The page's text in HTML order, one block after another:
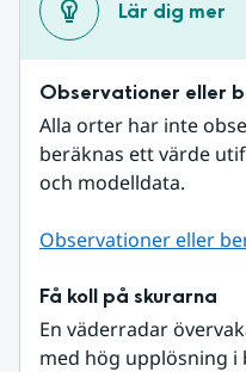
Lär dig mer
Observationer eller
Alla orter har inte
beräknas ett värde
och modelldata.
Observationer eller
Få koll på skurarna
En väderradar
med hög upplösning i